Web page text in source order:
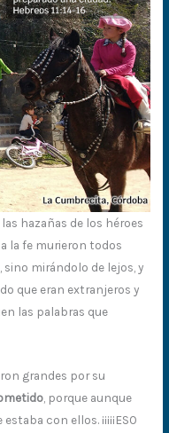
las hazañas de los héroes
la fe murieron todos
mirándolo de lejos, y
que eran extranjeros y
las palabras que
grandes por su
, porque aunque
con ellos. ¡¡¡¡¡ESO